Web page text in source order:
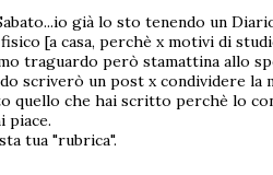
già lo sto tenendo un
[a casa, perchè x motivi di
traguardo però stamattina allo
scriverò un post x condividere la
quello che hai scritto perchè lo
piace.
tua "rubrica".